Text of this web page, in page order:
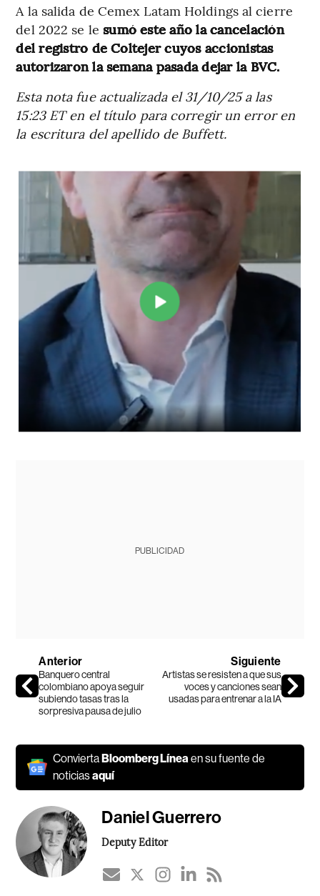
A la salida de Cemex Latam Holdings al cierre
del 2022 se le sumó este año la cancelación
del registro de Coltejer cuyos accionistas
autorizaron la semana pasada dejar la BVC.
Esta nota fue actualizada el 31/10/25 a las
15:23 ET en el título para corregir un error en
la escritura del apellido de Buffett.
PUBLICIDAD
Anterior
Banquero central
colombiano apoya seguir
subiendo tasas tras la
sorpresiva pausa de julio
Siguiente
Artistas se resisten a que sus
voces y canciones sean
usadas para entrenar a la IA
ConviertaBloomberg Línea en su fuente de
noticiasaquí
Daniel Guerrero
Deputy Editor